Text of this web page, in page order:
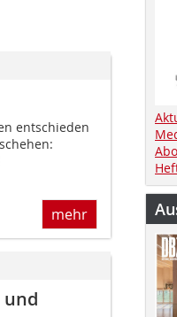
entschieden
mehr